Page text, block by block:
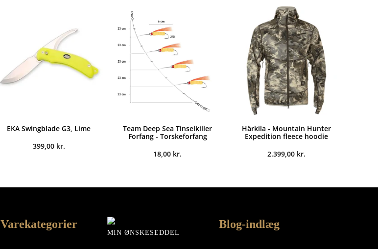
EKA Swingblade G3, Lime
399,00 kr.
Team Deep Sea Tinselkiller
Forfang - Torskeforfang
18,00 kr.
Härkila - Mountain Hunter
Expedition fleece hoodie
2.399,00 kr.
Varekategorier
MIN ØNSKESEDDEL
Blog-indlæg